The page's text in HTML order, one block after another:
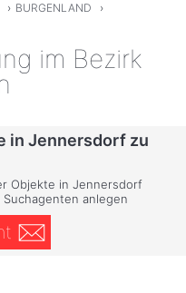
› BURGENLAND
›
im Bezirk
in Jennersdorf zu
Objekte in Jennersdorf
anlegen